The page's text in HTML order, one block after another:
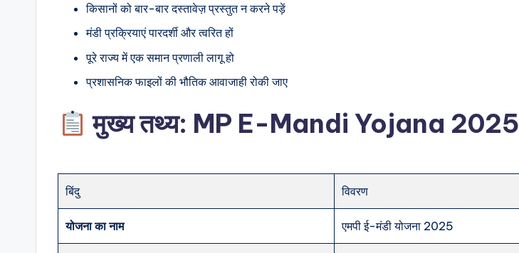
किसानों को बार-बार दस्तावेज़ प्रस्तुत न करने पड़ें
मंडी प्रक्रियाएं पारदर्शी और त्वरित हों
पूरे राज्य में एक समान प्रणाली लागू हो
प्रशासनिक फाइलों की भौतिक आवाजाही रोकी जाए
मुख्य तथ्य: MP E-Mandi Yojana 2025
बिंदु विवरण
योजना का नाम एमपी ई-मंडी योजना 2025